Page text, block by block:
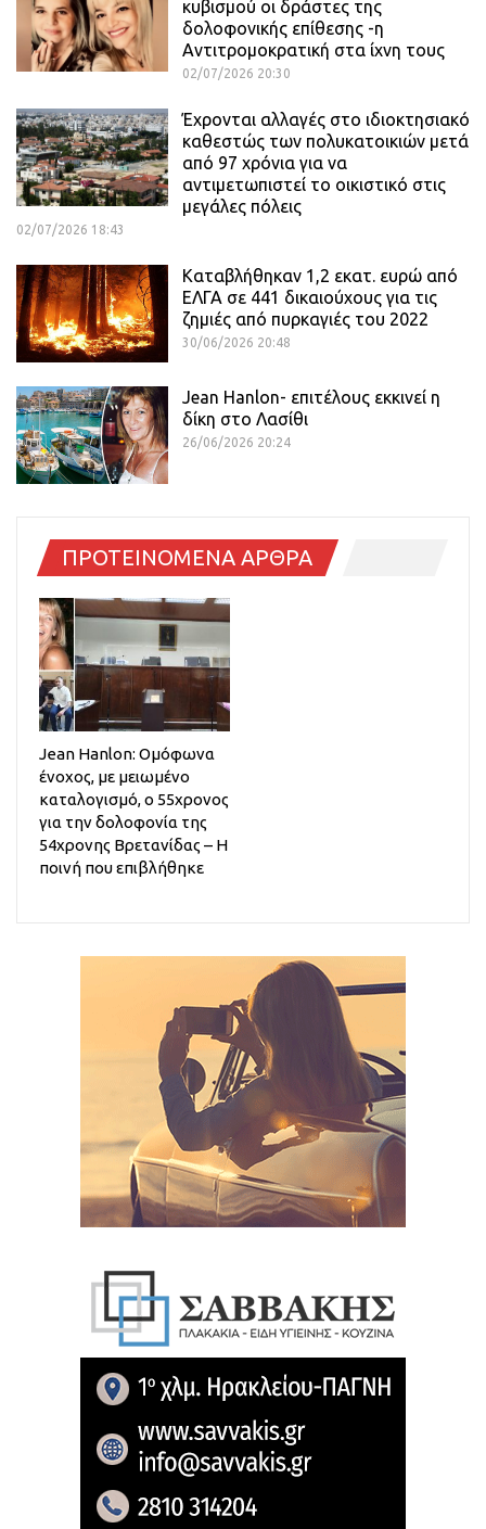
κυβισμού οι δράστες της
δολοφονικής επίθεσης -η
Αντιτρομοκρατική στα ίχνη τους
02/07/2026 20:30
Έχρονται αλλαγές στο ιδιοκτησιακό
καθεστώς των πολυκατοικιών μετά
από 97 χρόνια για να
αντιμετωπιστεί το οικιστικό στις
μεγάλες πόλεις
02/07/2026 18:43
Καταβλήθηκαν 1,2 εκατ. ευρώ από
ΕΛΓΑ σε 441 δικαιούχους για τις
ζημιές από πυρκαγιές του 2022
30/06/2026 20:48
Jean Hanlon- επιτέλους εκκινεί η
δίκη στο Λασίθι
26/06/2026 20:24
ΠΡΟΤΕΙΝΟΜΕΝΑ ΑΡΘΡΑ
Jean Hanlon: Ομόφωνα
ένοχος, με μειωμένο
καταλογισμό, ο 55χρονος
για την δολοφονία της
54χρονης Βρετανίδας – Η
ποινή που επιβλήθηκε